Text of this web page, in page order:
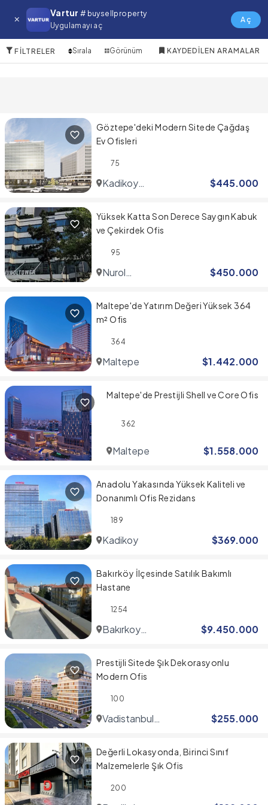
Vartur # buysellproperty
Uygulamayı aç
Aç
Gaziosmanpasa Satılık Ofis
FILTRELER Sırala Görünüm KAYDEDILEN ARAMALAR
Göztepe'deki Modern Sitede Çağdaş
Ev Ofisleri
75
Kadikoy
$445.000
Yüksek Katta Son Derece Saygın Kabuk
ve Çekirdek Ofis
95
Nurol
$450.000
Maltepe'de Yatırım Değeri Yüksek 364
m² Ofis
364
Maltepe $1.442.000
Maltepe'de Prestijli Shell ve Core Ofis
362
Maltepe $1.558.000
Anadolu Yakasında Yüksek Kaliteli ve
Donanımlı Ofis Rezidans
189
Kadikoy $369.000
Bakırköy İlçesinde Satılık Bakımlı
Hastane
1254
Bakırkoy
$9.450.000
Prestijli Sitede Şık Dekorasyonlu
Modern Ofis
100
Vadistanbul
$255.000
Değerli Lokasyonda, Birinci Sınıf
Malzemelerle Şık Ofis
200